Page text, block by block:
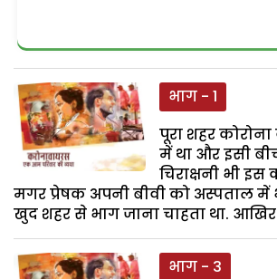
भाग - 1
पूरा शहर
में था और इसी
चिराक्षनी भी इस
मगर प्रेषक अपनी बीवी को अस्पताल में
खुद शहर से भाग जाना चाहता था. आखिर
भाग - 3